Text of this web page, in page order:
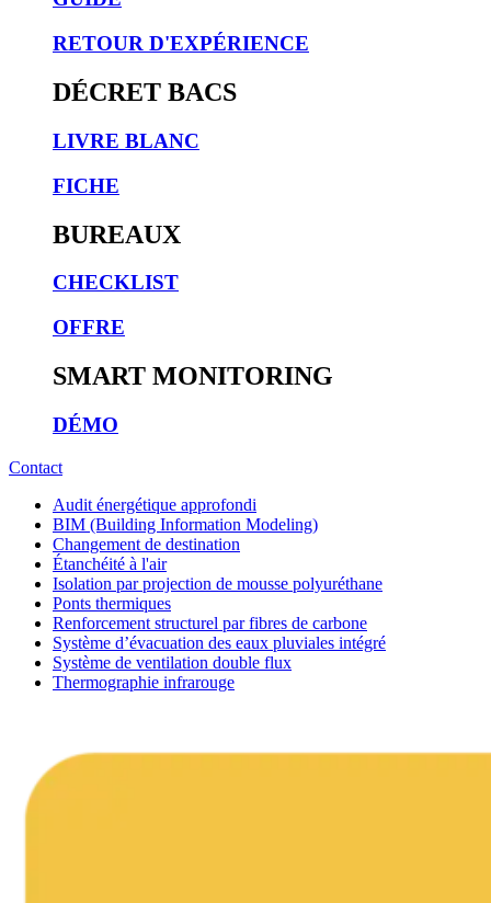
RETOUR D'EXPÉRIENCE
DÉCRET BACS
LIVRE BLANC
FICHE
BUREAUX
CHECKLIST
OFFRE
SMART MONITORING
DÉMO
Contact
Audit énergétique approfondi
BIM (Building Information Modeling)
Changement de destination
Étanchéité à l'air
Isolation par projection de mousse polyuréthane
Ponts thermiques
Renforcement structurel par fibres de carbone
Système d’évacuation des eaux pluviales intégré
Système de ventilation double flux
Thermographie infrarouge